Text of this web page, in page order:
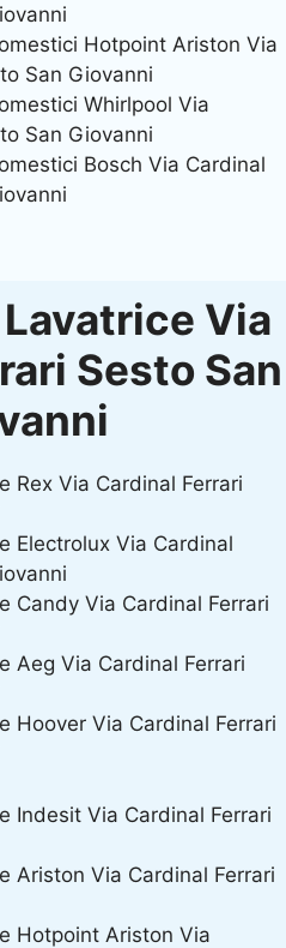
Hotpoint Ariston Via
San Giovanni
Whirlpool Via
San Giovanni
Bosch Via Cardinal
Via
Sesto San
Rex Via Cardinal Ferrari
Electrolux Via Cardinal
Candy Via Cardinal Ferrari
Aeg Via Cardinal Ferrari
Hoover Via Cardinal Ferrari
Indesit Via Cardinal Ferrari
Ariston Via Cardinal Ferrari
Hotpoint Ariston Via